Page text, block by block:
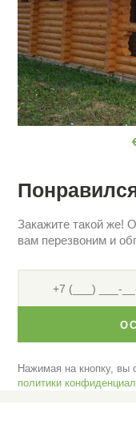
Контакты
Закажите такой же!
вам перезвоним и
Нажимая на кнопку, вы
политики